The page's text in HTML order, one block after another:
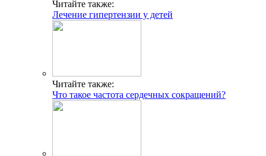
Читайте также:
Лечение гипертензии у детей
Читайте также:
Что такое частота сердечных сокращений?